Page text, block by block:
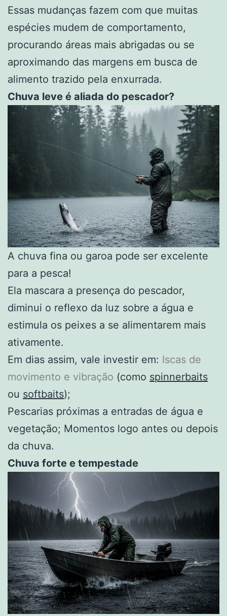
Essas mudanças fazem com que muitas
espécies mudem de comportamento,
procurando áreas mais abrigadas ou se
aproximando das margens em busca de
alimento trazido pela enxurrada.
Chuva leve é aliada do pescador?
A chuva fina ou garoa pode ser excelente
para a pesca!
Ela mascara a presença do pescador,
diminui o reflexo da luz sobre a água e
estimula os peixes a se alimentarem mais
ativamente.
Em dias assim, vale investir em: Iscas de
movimento e vibração (como spinnerbaits
ou softbaits);
Pescarias próximas a entradas de água e
vegetação; Momentos logo antes ou depois
da chuva.
Chuva forte e tempestade